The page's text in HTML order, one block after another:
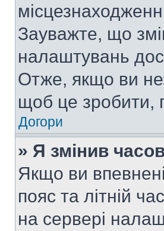
Зауважте, що
налаштувань
Отже, якщо ви
щоб це зробити,
Догори
» Я змінив
Якщо ви
пояс та літній
на сервері